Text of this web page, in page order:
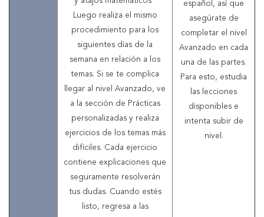
Luego realiza el mismo
procedimiento para los
siguientes días de la
semana en relación a los
temas. Si se te complica
llegar al nivel Avanzado, ve
a la sección de Prácticas
personalizadas y realiza
ejercicios de los temas más
difíciles. Cada ejercicio
contiene explicaciones que
seguramente resolverán
tus dudas. Cuando estés
listo, regresa a las
español, así que
asegúrate de
completar el nivel
Avanzado en cada
una de las partes.
Para esto, estudia
las lecciones
disponibles e
intenta subir de
nivel.